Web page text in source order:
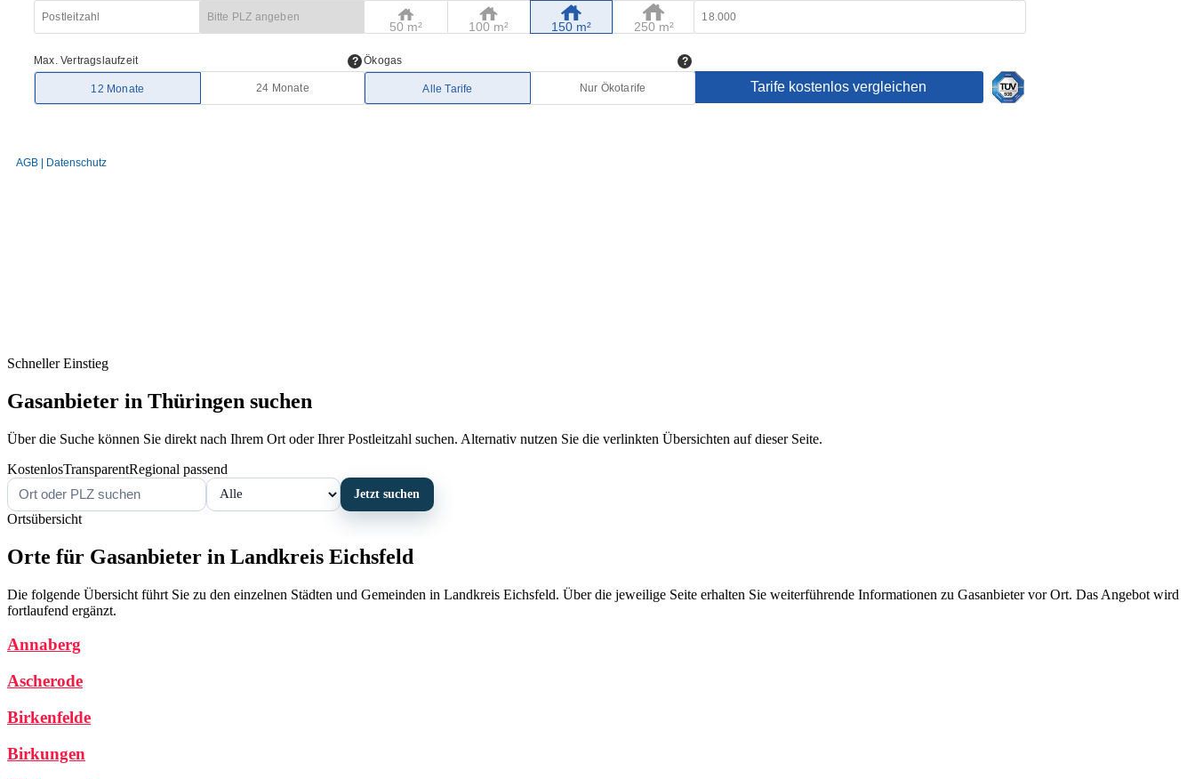
Schneller Einstieg
Gasanbieter in Thüringen suchen
Über die Suche können Sie direkt nach Ihrem Ort oder Ihrer Postleitzahl suchen. Alternativ nutzen Sie die verlinkten Übersichten auf dieser Seite.
KostenlosTransparentRegional passend
Jetzt suchen
Ortsübersicht
Orte für Gasanbieter in Landkreis Eichsfeld
Die folgende Übersicht führt Sie zu den einzelnen Städten und Gemeinden in Landkreis Eichsfeld. Über die jeweilige Seite erhalten Sie weiterführende Informationen zu Gasanbieter vor Ort. Das Angebot wird
fortlaufend ergänzt.
Annaberg
Ascherode
Birkenfelde
Birkungen